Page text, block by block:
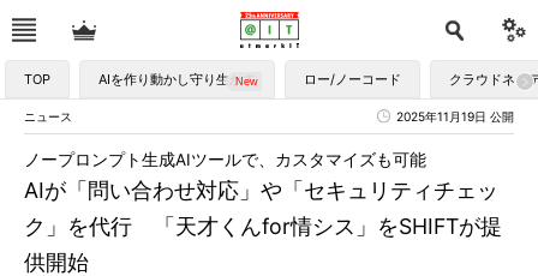
TOP AIを作り動かし守り生かす ロー/ノーコード クラウドネイ
ニュース 2025年11月19日 公開
AIが「問い合わせ対応」や「セキュリティチェッ
ク」を代行 「天才くんfor情シス」をSHIFTが提
供開始
ノープロンプト生成AIツールで、カスタマイズも可能